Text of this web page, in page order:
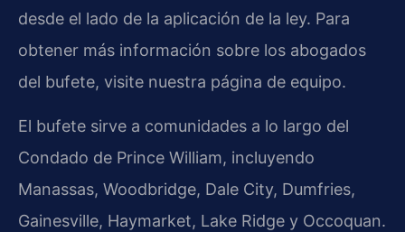
desde el lado de la aplicación de la ley. Para
obtener más información sobre los abogados
del bufete, visite nuestra página de equipo.
El bufete sirve a comunidades a lo largo del
Condado de Prince William, incluyendo
Manassas, Woodbridge, Dale City, Dumfries,
Gainesville, Haymarket, Lake Ridge y Occoquan.